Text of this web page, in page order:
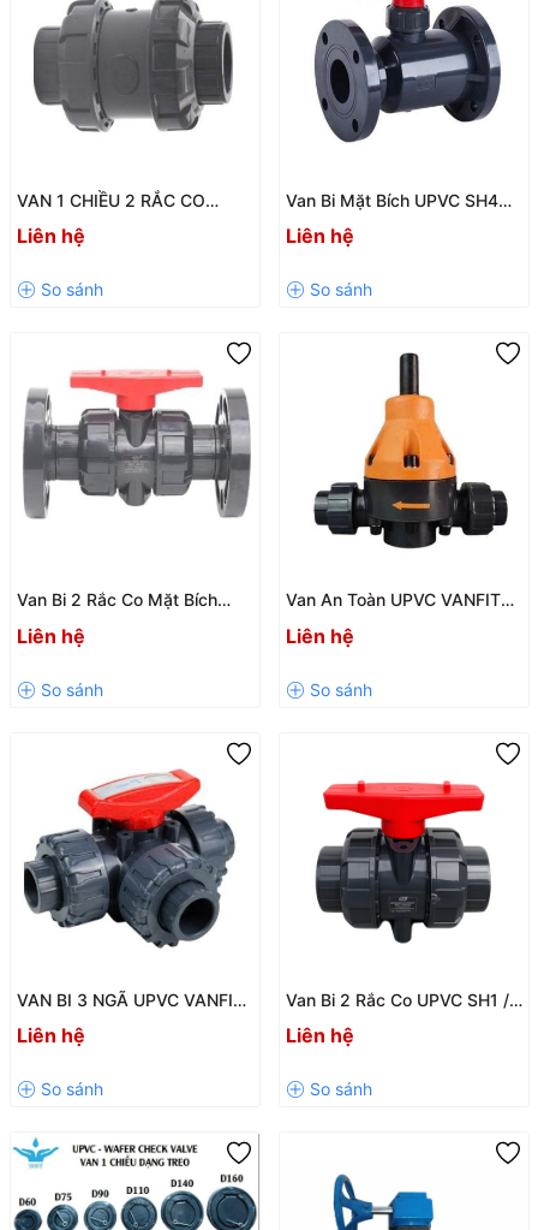
VAN 1 CHIỀU 2 RẮC CO
UPVC SH14 / SH14-V – Giải
Pháp Chống Chảy Ngược
Đường Ống
Liên hệ
Van Bi Mặt Bích UPVC SH4
Chính Hãng KXPV / BAODI –
Giải Pháp Đóng Mở Hiệu Quả
Liên hệ
Van Bi 2 Rắc Co Mặt Bích
Tốt
Liên hệ
Van An Toàn UPVC VANFIT
Đến DN50, PN10
Liên hệ
VAN BI 3 NGÃ UPVC VANFIT
– MODEL SH75
Liên hệ
Van Bi 2 Rắc Co UPVC SH1 /
SH1-V Chính Hãng – Độ Bền
Cao, Chống Ăn Mòn Tốt
Liên hệ